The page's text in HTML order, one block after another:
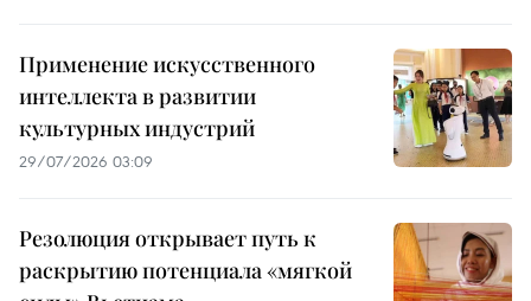
Применение искусственного
интеллекта в развитии
культурных индустрий
29/07/2026 03:09
Резолюция открывает путь к
раскрытию потенциала «мягкой